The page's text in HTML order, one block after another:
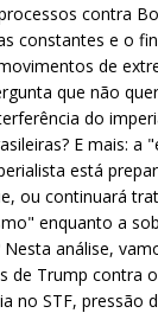
contra
constantes e o
de
que não
do
E mais: a
está
ou continuará
enquanto a
análise,
de Trump contra
no STF, pressão